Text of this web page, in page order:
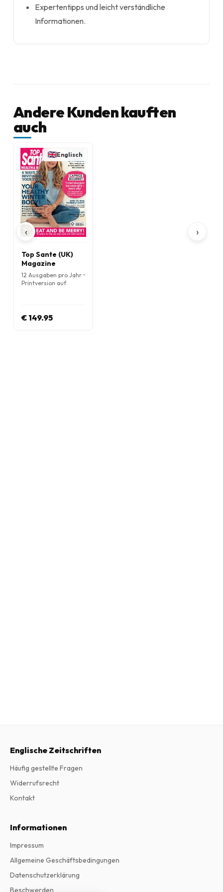
Expertentipps und leicht verständliche
Informationen.
Andere Kunden kauften
auch
‹
Englisch
Top Sante (UK)
Magazine
12 Ausgaben pro Jahr •
Printversion auf
€ 149.95
›
Englische Zeitschriften
Häufig gestellte Fragen
Widerrufsrecht
Kontakt
Informationen
Impressum
Allgemeine Geschäftsbedingungen
Datenschutzerklärung
Beschwerden